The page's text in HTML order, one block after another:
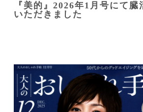
『美的』2026年1月号にて臓
いただきました